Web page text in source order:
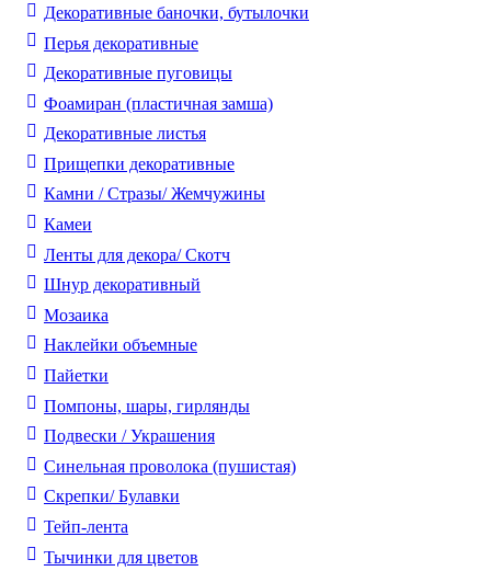
Декоративные баночки, бутылочки
Перья декоративные
Декоративные пуговицы
Фоамиран (пластичная замша)
Декоративные листья
Прищепки декоративные
Камни / Cтразы/ Жемчужины
Камеи
Ленты для декора/ Скотч
Шнур декоративный
Мозаика
Наклейки объемные
Пайетки
Помпоны, шары, гирлянды
Подвески / Украшения
Синельная проволока (пушистая)
Скрепки/ Булавки
Тейп-лента
Тычинки для цветов